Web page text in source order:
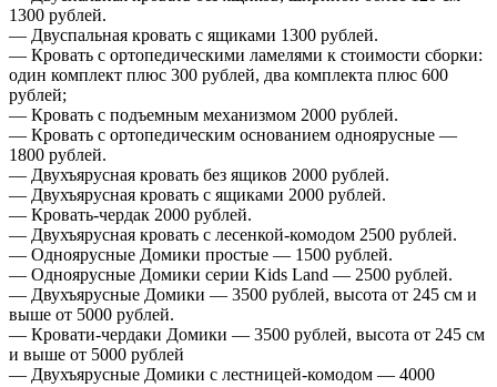
1300 рублей.
— Двуспальная кровать с ящиками 1300 рублей.
— Кровать с ортопедическими ламелями к стоимости сборки:
один комплект плюс 300 рублей, два комплекта плюс 600
рублей;
— Кровать с подъемным механизмом 2000 рублей.
— Кровать с ортопедическим основанием одноярусные —
1800 рублей.
— Двухъярусная кровать без ящиков 2000 рублей.
— Двухъярусная кровать с ящиками 2000 рублей.
— Кровать-чердак 2000 рублей.
— Двухъярусная кровать с лесенкой-комодом 2500 рублей.
— Одноярусные Домики простые — 1500 рублей.
— Одноярусные Домики серии Kids Land — 2500 рублей.
— Двухъярусные Домики — 3500 рублей, высота от 245 см и
выше от 5000 рублей.
— Кровати-чердаки Домики — 3500 рублей, высота от 245 см
и выше от 5000 рублей
— Двухъярусные Домики с лестницей-комодом — 4000